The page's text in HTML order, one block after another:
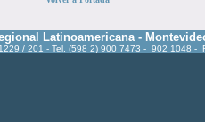
Latinoamericana -
/ 201 - Tel. (598 2) 900 7473 - 902 1048 -